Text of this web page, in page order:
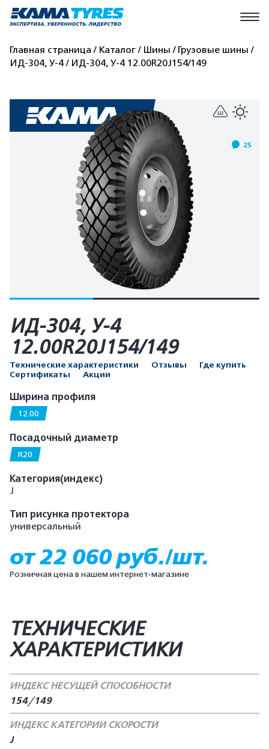
Главная страница Каталог Шины
Грузовые шины
ИД-304, У-4
ИД-304, У-4 12.00R20J154/149
25
ИД-304, У-4
12.00R20J154/149
Технические характеристики Отзывы
Где купить
Сертификаты
Акции
Ширина профиля
12.00
Посадочный диаметр
R20
Категория(индекс)
J
Тип рисунка протектора
универсальный
от 22 060 руб./шт.
Розничная цена в нашем интернет-магазине
ТЕХНИЧЕСКИЕ
ХАРАКТЕРИСТИКИ
ИНДЕКС НЕСУЩЕЙ СПОСОБНОСТИ
154/149
ИНДЕКС КАТЕГОРИИ СКОРОСТИ
J